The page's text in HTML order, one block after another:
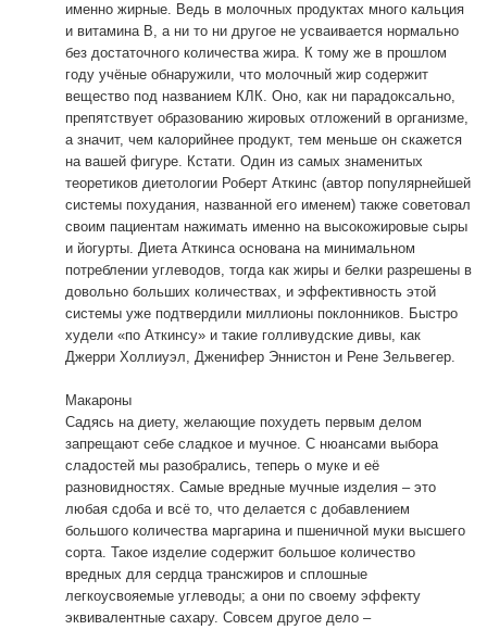
именно жирные. Ведь в молочных продуктах много кальция
и витамина В, а ни то ни другое не усваивается нормально
без достаточного количества жира. К тому же в прошлом
году учёные обнаружили, что молочный жир содержит
вещество под названием КЛК. Оно, как ни парадоксально,
препятствует образованию жировых отложений в организме,
а значит, чем калорийнее продукт, тем меньше он скажется
на вашей фигуре. Кстати. Один из самых знаменитых
теоретиков диетологии Роберт Аткинс (автор популярнейшей
системы похудания, названной его именем) также советовал
своим пациентам нажимать именно на высокожировые сыры
и йогурты. Диета Аткинса основана на минимальном
потреблении углеводов, тогда как жиры и белки разрешены в
довольно больших количествах, и эффективность этой
системы уже подтвердили миллионы поклонников. Быстро
худели «по Аткинсу» и такие голливудские дивы, как
Джерри Холлиуэл, Дженифер Эннистон и Рене Зельвегер.
Макароны
Садясь на диету, желающие похудеть первым делом
запрещают себе сладкое и мучное. С нюансами выбора
сладостей мы разобрались, теперь о муке и её
разновидностях. Самые вредные мучные изделия – это
любая сдоба и всё то, что делается с добавлением
большого количества маргарина и пшеничной муки высшего
сорта. Такое изделие содержит большое количество
вредных для сердца трансжиров и сплошные
легкоусвояемые углеводы; а они по своему эффекту
эквивалентные сахару. Совсем другое дело –